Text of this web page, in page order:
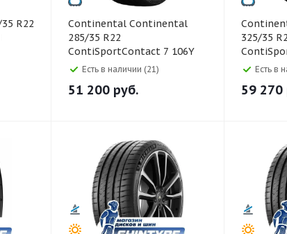
Continental Continental
285/35 R22
ContiSportContact 7 106Y
Есть в наличии (21)
51 200 руб.
Continental
325/35
Есть в
59 270